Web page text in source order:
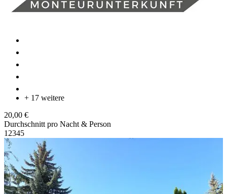
+ 17 weitere
20,00 €
Durchschnitt pro Nacht & Person
1 2345